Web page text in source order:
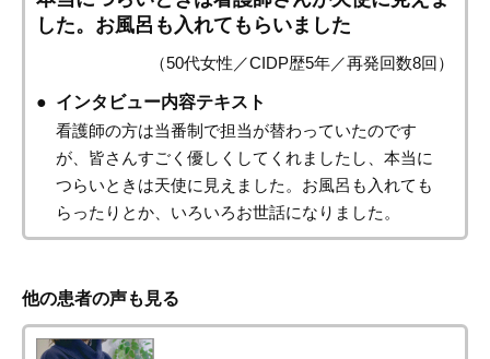
した。 お風呂も入れてもらいました
（50代女性／CIDP歴5年／再発回数8回）
インタビュー内容テキスト
看護師の方は当番制で担当が替わっていたのです
が、皆さんすごく優しくしてくれましたし、本当に
つらいときは天使に見えました。お風呂も入れても
らったりとか、いろいろお世話になりました。
他の患者の声も見る